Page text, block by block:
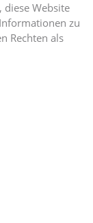
diese Website
zu
Rechten als